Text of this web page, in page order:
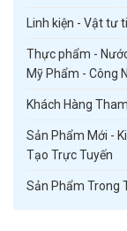
Linh kiện - Vật tư
Thực phẩm -
Mỹ Phẩm - Công
Khách Hàng
Sản Phẩm Mới -
Tạo Trực Tuyến
Sản Phẩm Trong